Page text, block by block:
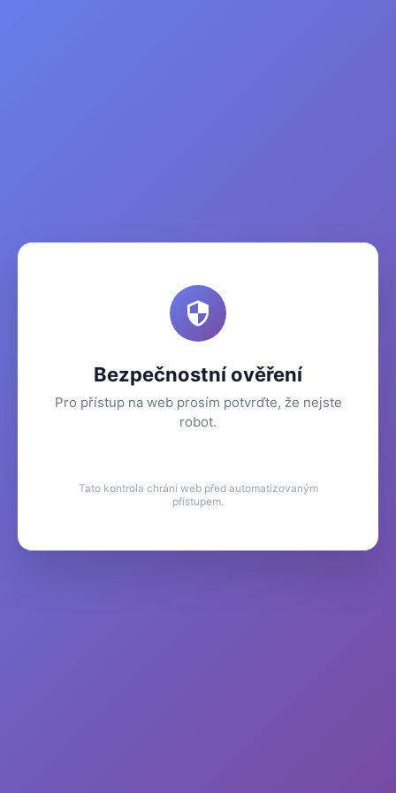
Bezpečnostní ověření
Pro přístup na web prosím potvrďte, že nejste
robot.
Tato kontrola chrání web před automatizovaným
přístupem.